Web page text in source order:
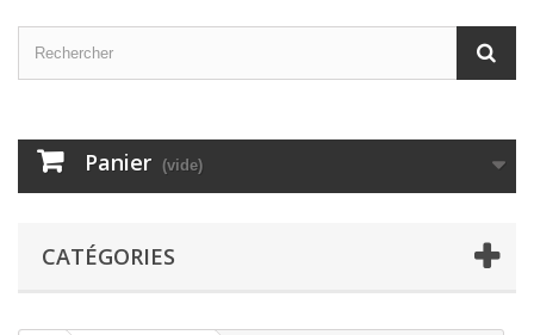
Panier (vide)
CATÉGORIES